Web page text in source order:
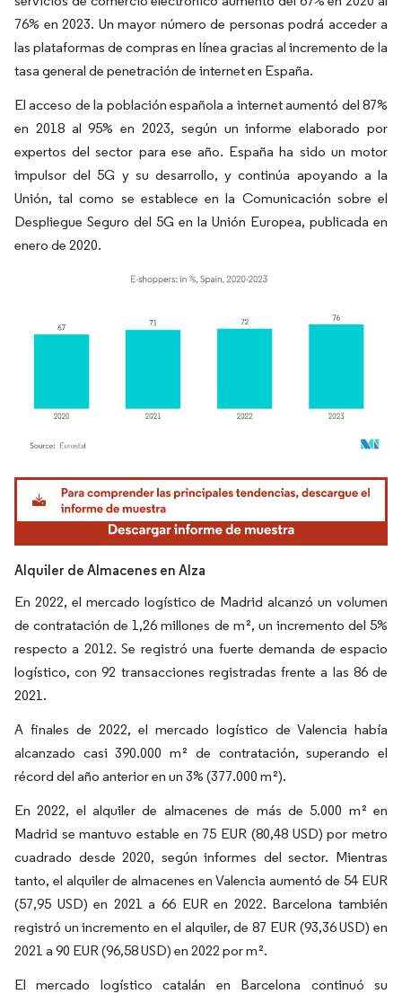
76% en 2023. Un mayor número de personas podrá acceder a
las plataformas de compras en línea gracias al incremento de la
tasa general de penetración de internet en España.
El acceso de la población española a internet aumentó del 87%
en 2018 al 95% en 2023, según un informe elaborado por
expertos del sector para ese año. España ha sido un motor
impulsor del 5G y su desarrollo, y continúa apoyando a la
Unión, tal como se establece en la Comunicación sobre el
Despliegue Seguro del 5G en la Unión Europea, publicada en
enero de 2020.
Imagen © Mordor Intelligence. El uso requiere atribución según CC BY 4.0.
Alquiler de Almacenes en Alza
En 2022, el mercado logístico de Madrid alcanzó un volumen
de contratación de 1,26 millones de m², un incremento del 5%
respecto a 2012. Se registró una fuerte demanda de espacio
logístico, con 92 transacciones registradas frente a las 86 de
2021.
A finales de 2022, el mercado logístico de Valencia había
alcanzado casi 390.000 m² de contratación, superando el
récord del año anterior en un 3% (377.000 m²).
En 2022, el alquiler de almacenes de más de 5.000 m² en
Madrid se mantuvo estable en 75 EUR (80,48 USD) por metro
cuadrado desde 2020, según informes del sector. Mientras
tanto, el alquiler de almacenes en Valencia aumentó de 54 EUR
(57,95 USD) en 2021 a 66 EUR en 2022. Barcelona también
registró un incremento en el alquiler, de 87 EUR (93,36 USD) en
2021 a 90 EUR (96,58 USD) en 2022 por m².
El mercado logístico catalán en Barcelona continuó su